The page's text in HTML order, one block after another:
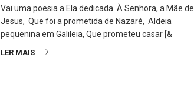
Vai uma poesia a Ela dedicada À Senhora, a Mãe de
Jesus, Que foi a prometida de Nazaré, Aldeia
pequenina em Galileia, Que prometeu casar [&
LER MAIS